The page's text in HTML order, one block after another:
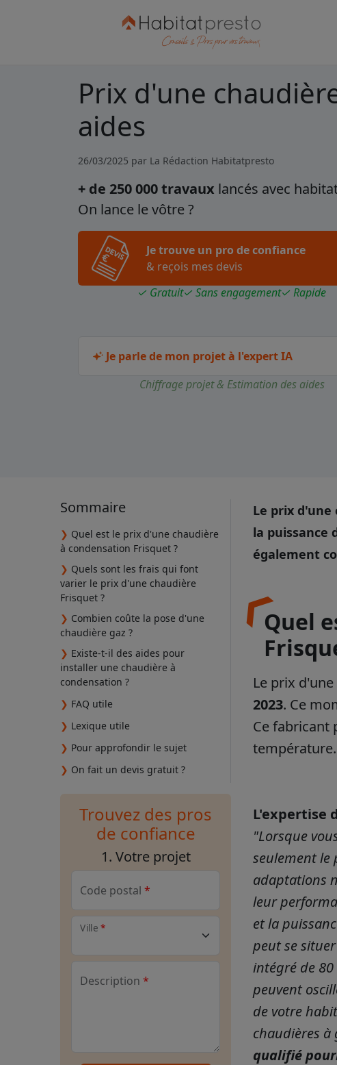
Prix d'une
aides
26/03/2025 par La Rédaction Habitatpresto
+ de 250 000 travaux lancés avec
On lance le vôtre ?
Je trouve un pro de confiance
& reçois mes devis
✓ Gratuit✓ Sans engagement✓ Rapide
Je parle de mon projet à l'expert IA
Chiffrage projet & Estimation des aides
Sommaire
❯ Quel est le prix d'une chaudière
à condensation Frisquet ?
❯ Quels sont les frais qui font
varier le prix d'une chaudière
Frisquet ?
❯ Combien coûte la pose d'une
chaudière gaz ?
❯ Existe-t-il des aides pour
installer une chaudière à
condensation ?
❯ FAQ utile
❯ Lexique utile
❯ Pour approfondir le sujet
❯ On fait un devis gratuit ?
Trouvez des pros
de confiance
1. Votre projet
Code postal
Ville
Description
Le prix d'une
la puissance
également
Quel
Le prix
2023. Ce
Ce fabricant
température.
L'expertise
"Lorsque
seulement le
adaptations
leur
et la
peut se
intégré de
peuvent
de votre
chaudières à
qualifié